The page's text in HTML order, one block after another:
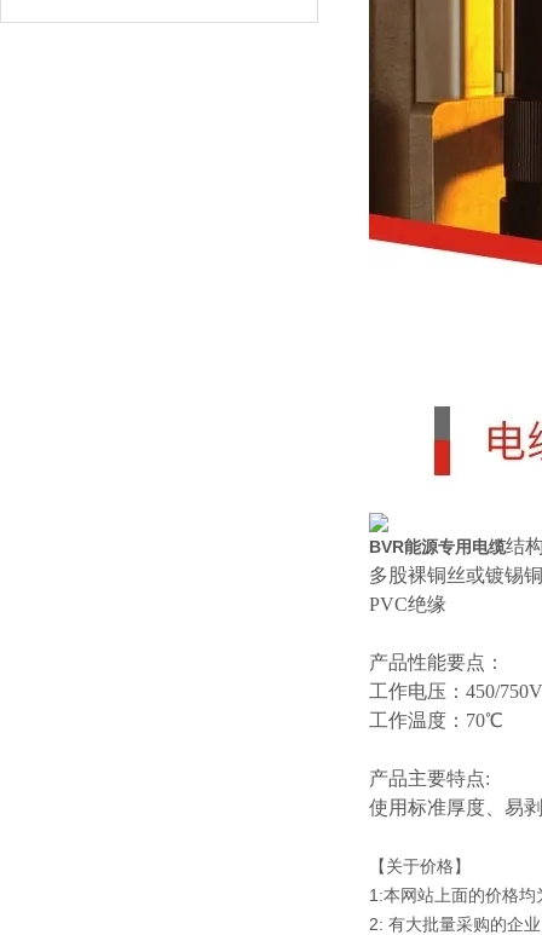
BVR能源专用电缆结
多股裸铜丝或镀锡
PVC绝缘
产品性能要点：
工作电压： 450/750V
工作温度： 70℃
产品主要特点:
使用标准厚度、易
【关于价格】
1:本网站上面的价格
2: 有大批量采购的企